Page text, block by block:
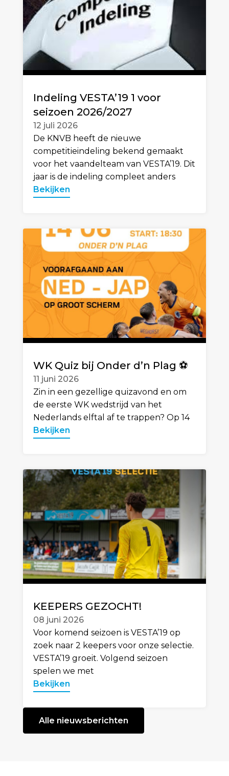
Indeling VESTA’19 1 voor
seizoen 2026/2027
12 juli 2026
De KNVB heeft de nieuwe
competitieindeling bekend gemaakt
voor het vaandelteam van VESTA’19. Dit
jaar is de indeling compleet anders
Bekijken
WK Quiz bij Onder d’n Plag ⚽️
11 juni 2026
Zin in een gezellige quizavond en om
de eerste WK wedstrijd van het
Nederlands elftal af te trappen? Op 14
Bekijken
KEEPERS GEZOCHT!
08 juni 2026
Voor komend seizoen is VESTA’19 op
zoek naar 2 keepers voor onze selectie.
VESTA’19 groeit. Volgend seizoen
spelen we met
Bekijken
Alle nieuwsberichten